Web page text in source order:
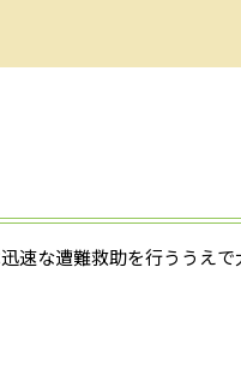
速な遭難救助を行ううえで